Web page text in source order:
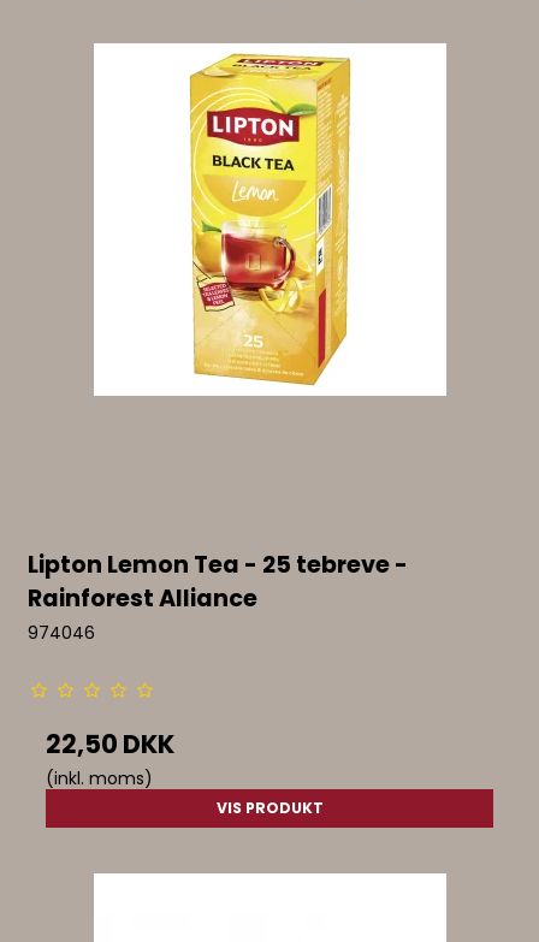
Lipton Lemon Tea - 25 tebreve -
Rainforest Alliance
974046
22,50 DKK
(inkl. moms)
VIS PRODUKT